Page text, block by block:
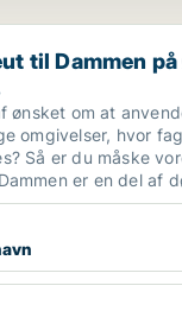
på Østerbro –
til Dammen
ønsket om at
omgivelser, hvor
Så er du måske
er en del af